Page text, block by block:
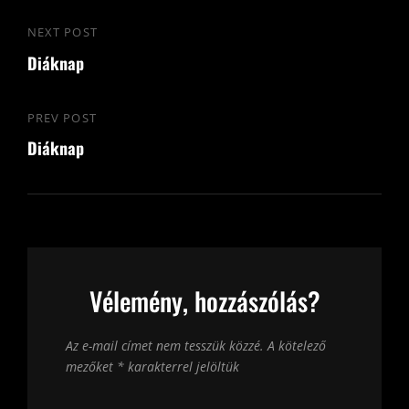
Bejegyzés
navigáció
Previous
Post
PREV POST
Diáknap
Next
Post
NEXT POST
Diáknap
Vélemény, hozzászólás?
Az e-mail címet nem tesszük közzé. A kötelező
mezőket * karakterrel jelöltük